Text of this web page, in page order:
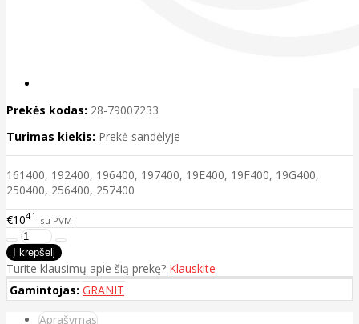
Prekės kodas: 28-79007233
Turimas kiekis: Prekė sandėlyje
161400, 192400, 196400, 197400, 19E400, 19F400, 19G400,
250400, 256400, 257400
€1041 su PVM
Turite klausimų apie šią prekę? Klauskite
Gamintojas: GRANIT
Aprašymas